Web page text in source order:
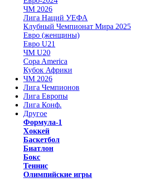
ЧМ 2026
Лига Наций УЕФА
Клубный Чемпионат Мира 2025
Евро (женщины)
Евро U21
ЧМ U20
Copa America
Кубок Африки
ЧМ 2026
Лига Чемпионов
Лига Европы
Лига Конф.
Другое
Формула-1
Хоккей
Баскетбол
Биатлон
Бокс
Теннис
Олимпийские игры